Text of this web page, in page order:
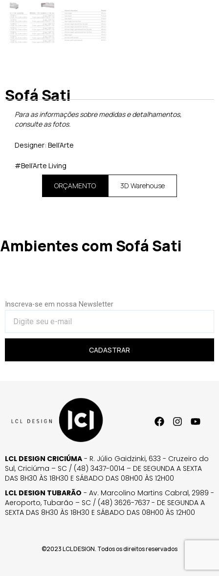
Sofá Sati
Para as informações sobre medidas e detalhamentos,
consulte as fotos.
Designer: Bell’Arte
#Bell’Arte Living
ORÇAMENTO 3D Warehouse
Ambientes com Sofá Sati
Inscreva-se em nossa Newsletter
CADASTRAR
LCL DESIGN CRICIÚMA - R. Júlio Gaidzinki, 633 - Cruzeiro do
Sul, Criciúma – SC / (48) 3437-0014 – DE SEGUNDA A SEXTA
DAS 8H30 ÀS 18H30 E SÁBADO DAS 08H00 ÀS 12H00
LCL DESIGN TUBARÃO - Av. Marcolino Martins Cabral, 2989 -
Aeroporto, Tubarão – SC / (48) 3626-7637 - DE SEGUNDA A
SEXTA DAS 8H30 ÀS 18H30 E SÁBADO DAS 08H00 ÀS 12H00
©2023 LCL DESIGN. Todos os direitos reservados